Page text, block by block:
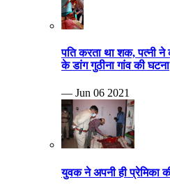
पति करता था शक, पत्नी ने
के डांग गुठीना गांव की घटना
— Jun 06 2021
युवक ने अपनी ही प्रेमिका